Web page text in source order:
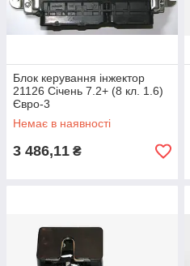
Блок керування інжектор
21126 Січень 7.2+ (8 кл. 1.6)
Євро-3
Немає в наявності
3 486,11 ₴